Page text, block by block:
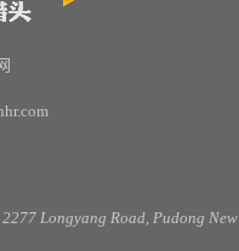
2277 Longyang Road, Pudong